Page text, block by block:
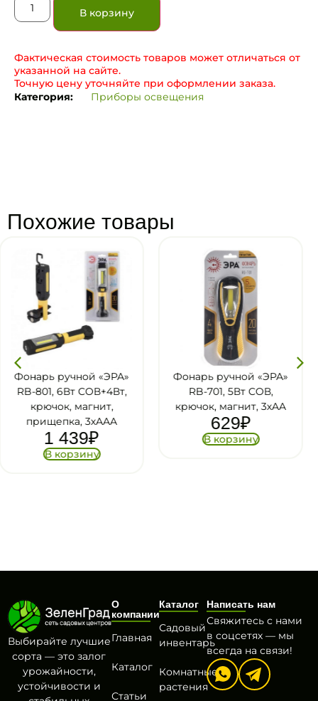
В корзину
Фактическая стоимость товаров может отличаться от
указанной на сайте.
Точную цену уточняйте при оформлении заказа.
Категория:
Приборы освещения
Похожие товары
Фонарь ручной «ЭРА»
RB-701, 5Вт СОВ,
крючок, магнит, 3хАА
629
В корзину
Фонарь ручной
RA-801,15Вт СОВ,Li
powebank, USB,
магнит, крючок,
подставка, 3
Выбирайте лучшие
сорта — это залог
урожайности,
устойчивости и
О
компании
Главная
Каталог
Статьи
Каталог
Садовый
инвентарь
Комнатные
растения
Написать нам
Свяжитесь с нами
в соцсетях — мы
всегда на связи!